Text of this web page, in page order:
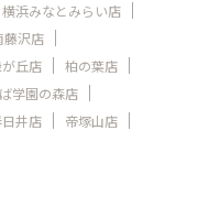
横浜みなとみらい店
藤沢店
丘店
柏の葉店
学園の森店
日井店
帝塚山店